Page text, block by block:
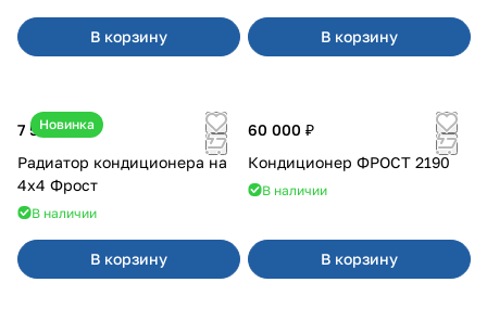
В корзину В корзину
Новинка
7 500 ₽
Радиатор кондиционера на
4х4 Фрост
В наличии
В корзину
60 000 ₽
Кондиционер ФРОСТ 2190
В наличии
В корзину